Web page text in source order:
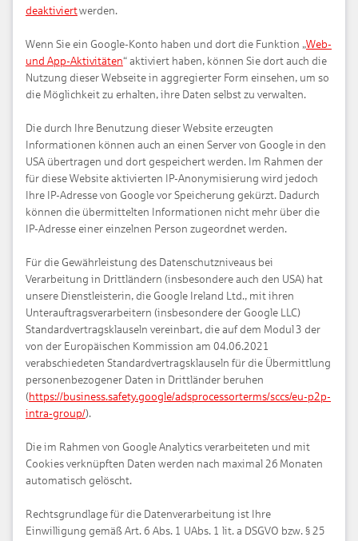
deaktiviertwerden.
Wenn Sie ein Google-Konto haben und dort die Funktion „Web-
und App-Aktivitäten“ aktiviert haben, können Sie dort auch die
Nutzung dieser Webseite in aggregierter Form einsehen, um so
die Möglichkeit zu erhalten, ihre Daten selbst zu verwalten.
Die durch Ihre Benutzung dieser Website erzeugten
Informationen können auch an einen Server von Google in den
USA übertragen und dort gespeichert werden. Im Rahmen der
für diese Website aktivierten IP-Anonymisierung wird jedoch
Ihre IP-Adresse von Google vor Speicherung gekürzt. Dadurch
können die übermittelten Informationen nicht mehr über die
IP-Adresse einer einzelnen Person zugeordnet werden.
Für die Gewährleistung des Daten­schutz­niveaus bei
Verarbeitung in Drittländern (insbesondere auch den USA) hat
unsere Dienst­leisterin, die Google Ireland Ltd., mit ihren
Unterauftrags­verarbeitern (insbesondere der Google LLC)
Standard­vertragsklauseln vereinbart, die auf dem Modul 3 der
von der Europäischen Kommission am 04.06.2021
verabschiedeten Standard­vertragsklauseln für die Übermittlung
personen­bezogener Daten in Dritt­länder beruhen
(https://business.safety.google/adsprocessorterms/sccs/eu-p2p-
intra-group/).
Die im Rahmen von Google Analytics verarbeiteten und mit
Cookies verknüpften Daten werden nach maximal 26 Monaten
automatisch gelöscht.
Rechts­grund­lage für die Daten­verarbeitung ist Ihre
Einwilligung gemäß Art. 6 Abs. 1 UAbs. 1 lit. a DSGVO bzw. § 25